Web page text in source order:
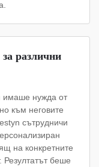
различни
имаше нужда от
към неговите
сътрудничи
на конкретните
Резултатът беше